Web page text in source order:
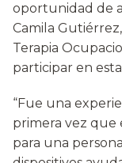
oportunidad de
Camila
Terapia
participar en
“Fue una
primera vez que
para una